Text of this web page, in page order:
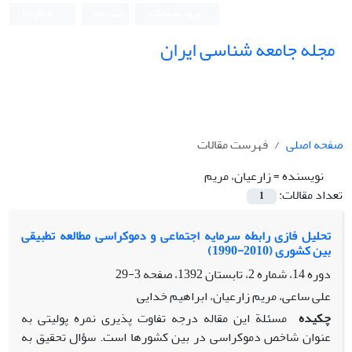
مجله جامعه شناسی ایران
صفحه اصلی
فهرست مقالات
نویسنده =زارعیان، مریم
تعداد مقالات:
1
تحلیل فازی رابطه سرمایه اجتماعی و دموکراسی مطالعه تطبیقی
بین کشوری (2010-1990)
دوره 14، شماره 2، تابستان 1392، صفحه
3-29
علی ساعی، مریم زارعیان، ابراهیم خدایی
چکیده مسئلة این مقاله درجه تفاوت پذیری نمره پولیتی به
عنوان شاخص دموکراسی در بین کشورها است. سؤال تحقیق به